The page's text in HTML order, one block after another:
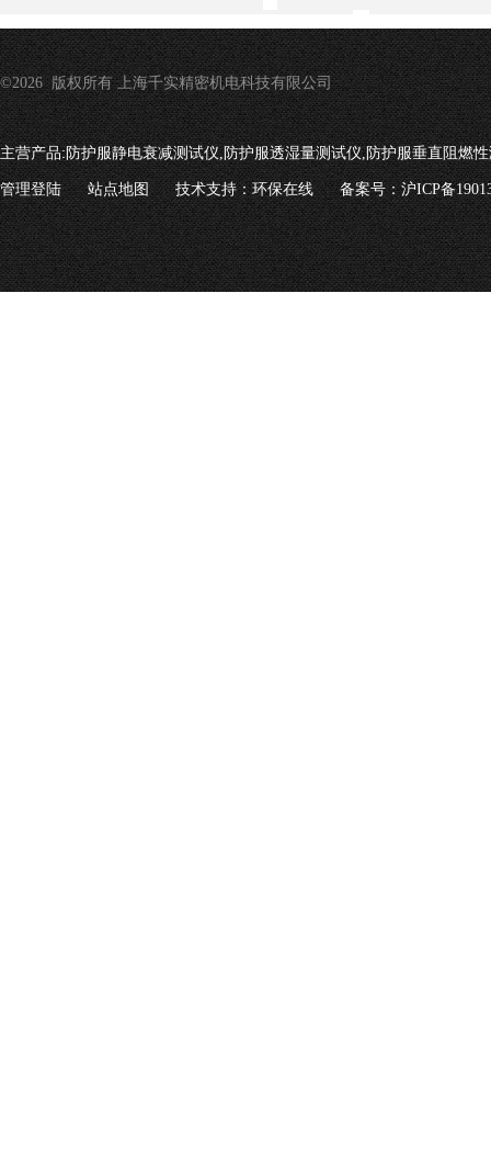
©2026 版权所有 上海千实精密机电科技有限公司
主营产品:防护服静电衰减测试仪,防护服透湿量测试仪,防护服垂直阻燃
管理登陆 站点地图 技术支持：环保在线 备案号：沪ICP备